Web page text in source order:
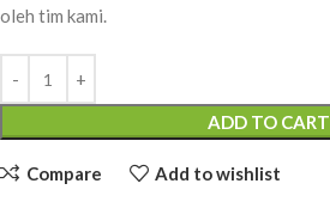
oleh tim kami.
ADD TO CART
Compare Add to wishlist